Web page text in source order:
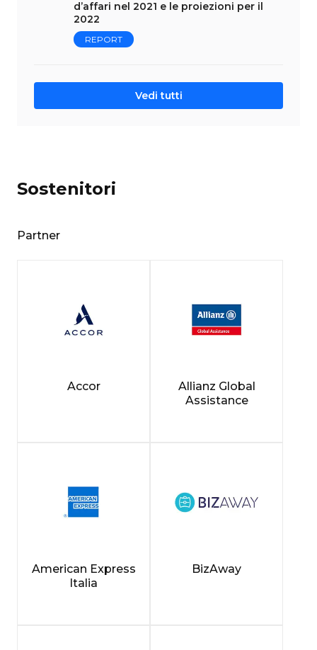
d’affari nel 2021 e le proiezioni per il
2022
REPORT
Vedi tutti
Sostenitori
Partner
Accor
Allianz Global
Assistance
American Express
Italia
BizAway